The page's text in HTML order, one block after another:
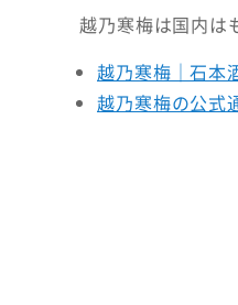
越乃寒梅は国内は
越乃寒梅｜石本
越乃寒梅の公式